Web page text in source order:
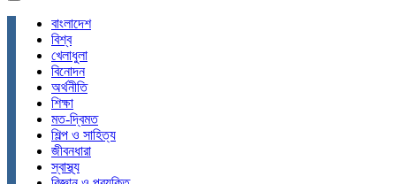
বাংলাদেশ
বিশ্ব
খেলাধুলা
বিনোদন
অর্থনীতি
শিক্ষা
মত-দ্বিমত
শিল্প ও সাহিত্য
জীবনধারা
স্বাস্থ্য